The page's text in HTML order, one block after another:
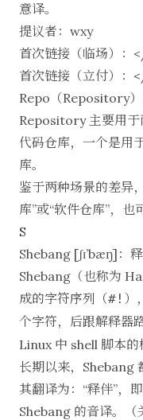
意译。
提议者：wxy
首次链接（临场）
首次链接（立付）
Repo（Repository
Repository 主要用于
代码仓库，一个是用
库。
鉴于两种场景的差异
库”或“软件仓库”，也
S
Shebang [ʃɪ’bæŋ]：
Shebang（也称为
成的字符序列（#! ）
个字符，后跟解释器
Linux 中 shell 脚本的
长期以来，Shebang
其翻译为：“释伴”，
Shebang 的音译。